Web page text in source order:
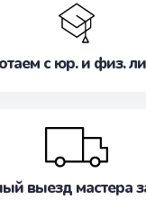
с юр. и физ.
выезд мастера